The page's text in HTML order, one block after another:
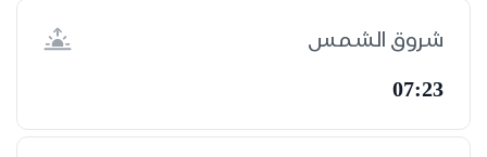
شروق الشمس
07:23